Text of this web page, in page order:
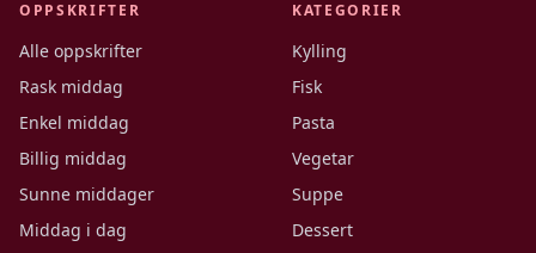
OPPSKRIFTER
Alle oppskrifter
Rask middag
Enkel middag
Billig middag
Sunne middager
Middag i dag
KATEGORIER
Kylling
Fisk
Pasta
Vegetar
Suppe
Dessert